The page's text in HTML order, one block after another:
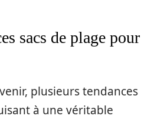
sacs de plage pour
plusieurs tendances
à une véritable